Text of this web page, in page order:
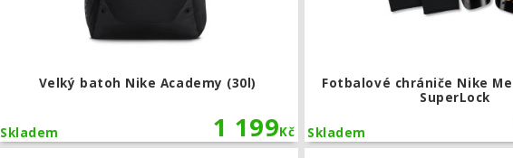
Velký batoh Nike Academy (30l)
1 199Kč
Skladem
Fotbalové chrániče Nike
SuperLock
Skladem